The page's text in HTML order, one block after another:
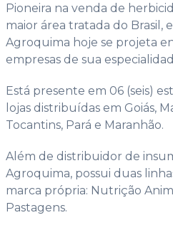
Pioneira na venda de
maior área tratada do Brasil,
Agroquima hoje se projeta
empresas de sua
Está presente em 06 (seis)
lojas distribuídas em Goiás,
Tocantins, Pará e Maranhão.
Além de distribuidor de
Agroquima, possui duas
marca própria: Nutrição
Pastagens.